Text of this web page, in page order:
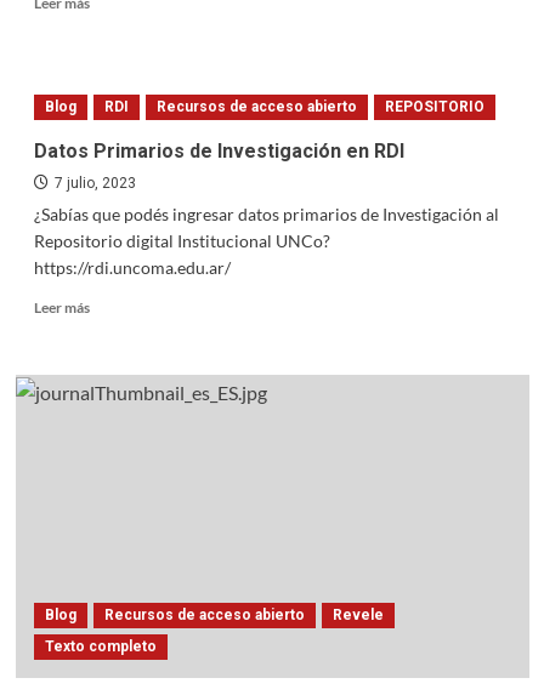
Libro:
de
Bernhard
Blog RDI Recursos de acceso abierto REPOSITORIO
Datos Primarios de Investigación en RDI
7 julio, 2023
¿Sabías que podés ingresar datos primarios de Investigación al
Repositorio digital Institucional UNCo?
https://rdi.uncoma.edu.ar/
Leer másRead
Datos
Primarios
Blog Recursos de acceso abierto
Revele
Texto completo